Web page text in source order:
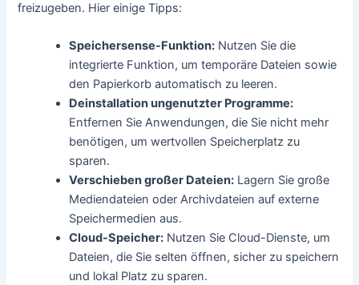
freizugeben. Hier einige Tipps:
Speichersense-Funktion: Nutzen Sie die
integrierte Funktion, um temporäre Dateien sowie
den Papierkorb automatisch zu leeren.
Deinstallation ungenutzter Programme:
Entfernen Sie Anwendungen, die Sie nicht mehr
benötigen, um wertvollen Speicherplatz zu
sparen.
Verschieben großer Dateien: Lagern Sie große
Mediendateien oder Archivdateien auf externe
Speichermedien aus.
Cloud-Speicher: Nutzen Sie Cloud-Dienste, um
Dateien, die Sie selten öffnen, sicher zu speichern
und lokal Platz zu sparen.